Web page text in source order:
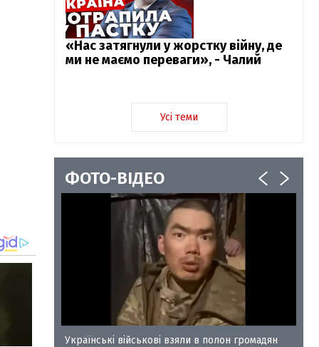
«Нас затягнули у жорстку війну, де
ми не маємо переваги», - Чалий
Усі теми
ФОТО-ВІДЕО
35
Українські військові взяли в полон громадян